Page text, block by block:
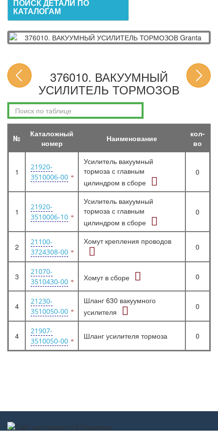
ПОИСК ДЕТАЛИ ПО
КАТАЛОГАМ
376010. ВАКУУМНЫЙ
УСИЛИТЕЛЬ ТОРМОЗОВ
№
Каталожный
номер
Наименование
кол-
во
1
21920-
3510006-00
Усилитель вакуумный
тормоза с главным
цилиндром в сборе
0
1
21920-
3510006-10
Усилитель вакуумный
тормоза с главным
цилиндром в сборе
0
2
21100-
3724308-00
Хомут крепления проводов
0
3
21070-
3510430-00
Хомут в сборе 0
4
21230-
3510050-00
Шланг 630 вакуумного
усилителя
0
4
21907-
3510050-00
Шланг усилителя тормоза 0